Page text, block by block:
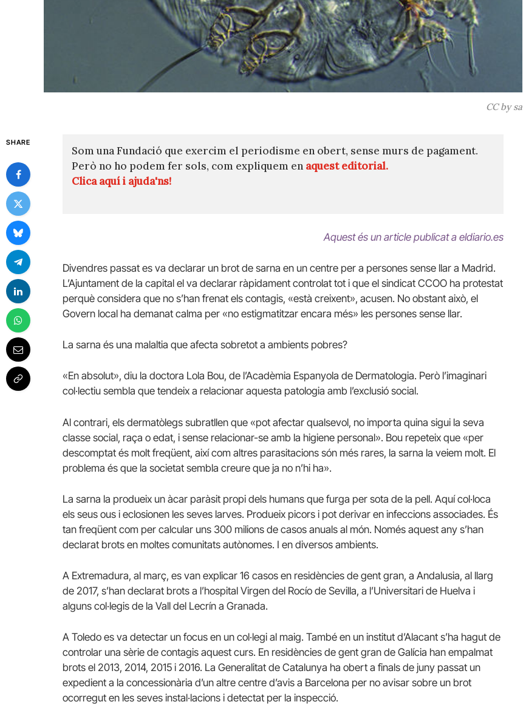
CC by sa
SHARE
Som una Fundació que exercim el periodisme en obert, sense murs de pagament.
Però no ho podem fer sols, com expliquem en aquest editorial.
Clica aquí i ajuda'ns!
Aquest és un article publicat a eldiario.es
Divendres passat es va declarar un brot de sarna en un centre per a persones sense llar a Madrid.
L’Ajuntament de la capital el va declarar ràpidament controlat tot i que el sindicat CCOO ha protestat
perquè considera que no s’han frenat els contagis, «està creixent», acusen. No obstant això, el
Govern local ha demanat calma per «no estigmatitzar encara més» les persones sense llar.
La sarna és una malaltia que afecta sobretot a ambients pobres?
«En absolut», diu la doctora Lola Bou, de l’Acadèmia Espanyola de Dermatologia. Però l’imaginari
col·lectiu sembla que tendeix a relacionar aquesta patologia amb l’exclusió social.
Al contrari, els dermatòlegs subratllen que «pot afectar qualsevol, no importa quina sigui la seva
classe social, raça o edat, i sense relacionar-se amb la higiene personal». Bou repeteix que «per
descomptat és molt freqüent, així com altres parasitacions són més rares, la sarna la veiem molt. El
problema és que la societat sembla creure que ja no n’hi ha».
La sarna la produeix un àcar paràsit propi dels humans que furga per sota de la pell. Aquí col·loca
els seus ous i eclosionen les seves larves. Produeix picors i pot derivar en infeccions associades. És
tan freqüent com per calcular uns 300 milions de casos anuals al món. Només aquest any s’han
declarat brots en moltes comunitats autònomes. I en diversos ambients.
A Extremadura, al març, es van explicar 16 casos en residències de gent gran, a Andalusia, al llarg
de 2017, s’han declarat brots a l’hospital Virgen del Rocío de Sevilla, a l’Universitari de Huelva i
alguns col·legis de la Vall del Lecrín a Granada.
A Toledo es va detectar un focus en un col·legi al maig. També en un institut d’Alacant s’ha hagut de
controlar una sèrie de contagis aquest curs. En residències de gent gran de Galícia han empalmat
brots el 2013, 2014, 2015 i 2016. La Generalitat de Catalunya ha obert a finals de juny passat un
expedient a la concessionària d’un altre centre d’avis a Barcelona per no avisar sobre un brot
ocorregut en les seves instal·lacions i detectat per la inspecció.